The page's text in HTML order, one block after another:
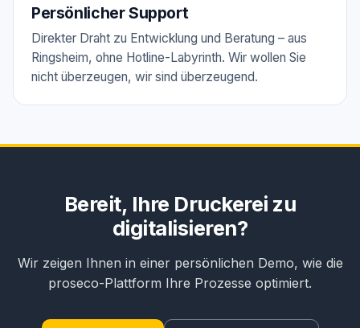
Persönlicher Support
Direkter Draht zu Entwicklung und Beratung – aus
Ringsheim, ohne Hotline-Labyrinth. Wir wollen Sie
nicht überzeugen, wir sind überzeugend.
Bereit, Ihre Druckerei zu
digitalisieren?
Wir zeigen Ihnen in einer persönlichen Demo, wie die
proseco-Plattform Ihre Prozesse optimiert.